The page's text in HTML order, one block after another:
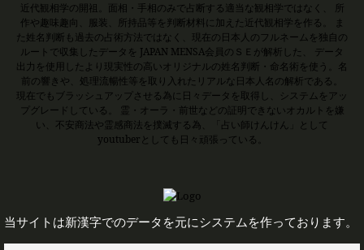
近代観相学の開祖。面相・手相のみで占断する適当な観相学ではなく、 所
作や趣味趣向、服装、所持品等を判断材料に加えた近代観相学を作る。 ま
た姓名判断も過去の占術方法ではなく、現在の日本人のフルネームを独自の
ルートで収集したデータを JAPAN MENSA会員のＳＥが解析した、 データ
出力を使用したより現実性の高いオリジナルの姓名判断・命名術を使う。名
前の響きや、処理流暢性等を取り入れたリアルな日本人名の解析である。
現在でもブラッシュアップさせる為に日々データを取得し、システムをアッ
プグレードしている。 霊・オーラ・前世などの証明できないオカルトを嫌
い、不安商法や霊感商法を撲滅する為、「占い師けんけん」として
youtuberとしても日々頑張っている。
当サイトは新漢字でのデータを元にシステムを作っております。